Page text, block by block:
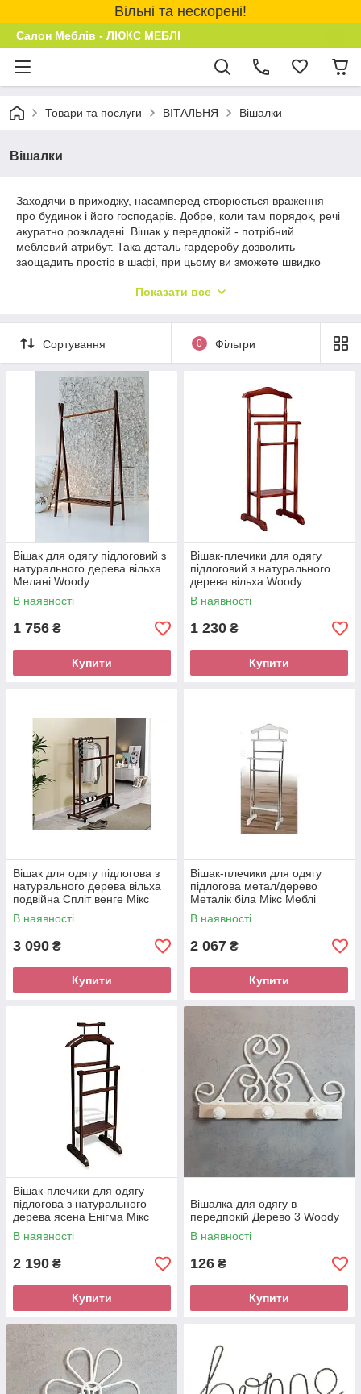
Вільні та нескорені!
Салон Меблів - ЛЮКС МЕБЛІ
Товари та послуги ВІТАЛЬНЯ Вішалки
Вішалки
Заходячи в приходжу, насамперед створюється враження
про будинок і його господарів. Добре, коли там порядок, речі
акуратно розкладені. Вішак у передпокій - потрібний
меблевий атрибут. Така деталь гардеробу дозволить
заощадить простір в шафі, при цьому ви зможете швидко
пропоновані в каталозі інтернет-магазину
досить високу практичну цінність, тому її переваги
переоцінити складно. Купити її можна як на ринку, так і в
магазині, але за нижчою ціною найпростіше це зробити,
замовивши по інтернету.
Показати все
Сортування 0 Фільтри
Вішак для одягу підлоговий з
натурального дерева вільха
Мелані Woody
В наявності
1 756 ₴
Купити
Вішак-плечики для одягу
підлоговий з натурального
дерева вільха Woody
В наявності
1 230 ₴
Купити
Вішак для одягу підлогова з
натурального дерева вільха
подвійна Спліт венге Мікс
Меблі
В наявності
3 090 ₴
Купити
Вішак-плечики для одягу
підлогова метал/дерево
Металік біла Мікс Меблі
В наявності
2 067 ₴
Купити
Вішак-плечики для одягу
підлогова з натурального
дерева ясена Енігма Мікс
Меблі
В наявності
2 190 ₴
Купити
Вішалка для одягу в
передпокій Дерево 3 Woody
В наявності
126 ₴
Купити